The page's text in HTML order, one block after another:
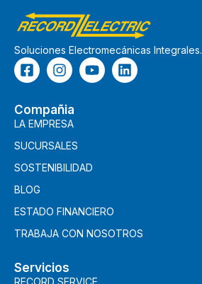
Soluciones Electromecánicas Integrales.
Compañia
LA EMPRESA
SUCURSALES
SOSTENIBILIDAD
BLOG
ESTADO FINANCIERO
TRABAJA CON NOSOTROS
Servicios